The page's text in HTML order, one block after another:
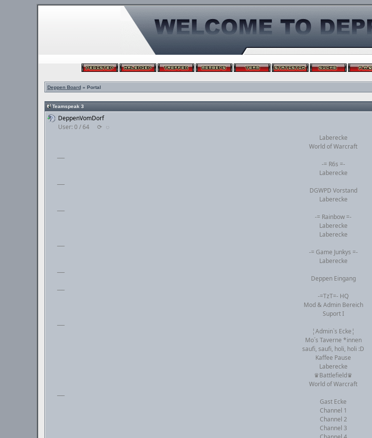
Deppen Board» Portal
Teamspeak 3
DeppenVomDorf
User: 0 / 64
⟳ ◌
Laberecke
World of Warcraft
-= R6s =-
Laberecke
DGWPD Vorstand
Laberecke
-= Rainbow =-
Laberecke
Laberecke
-= Game Junkys =-
Laberecke
Deppen Eingang
-=TzT=- HQ
Mod & Admin Bereich
Suport I
¦Admin`s Ecke¦
Mo´s Taverne *innen
saufi, saufi, holi, holi :D
Kaffee Pause
Laberecke
♛Battlefield♛
World of Warcraft
Gast Ecke
Channel 1
Channel 2
Channel 3